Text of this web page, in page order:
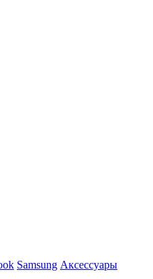
Samsung Аксессуары